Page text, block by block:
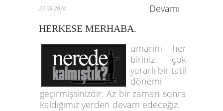
27.08.2024 Devamı
HERKESE MERHABA.
umarım her
biriniz çok
yararlı bir tatil
dönemi
geçirmişsinizdir. Az bir zaman sonra
kaldığımız yerden devam edeceğiz.